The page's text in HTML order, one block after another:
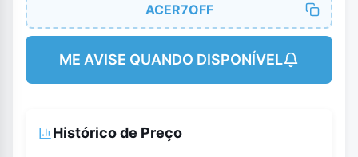
ACER7OFF
ME AVISE QUANDO DISPONÍVEL
Histórico de Preço